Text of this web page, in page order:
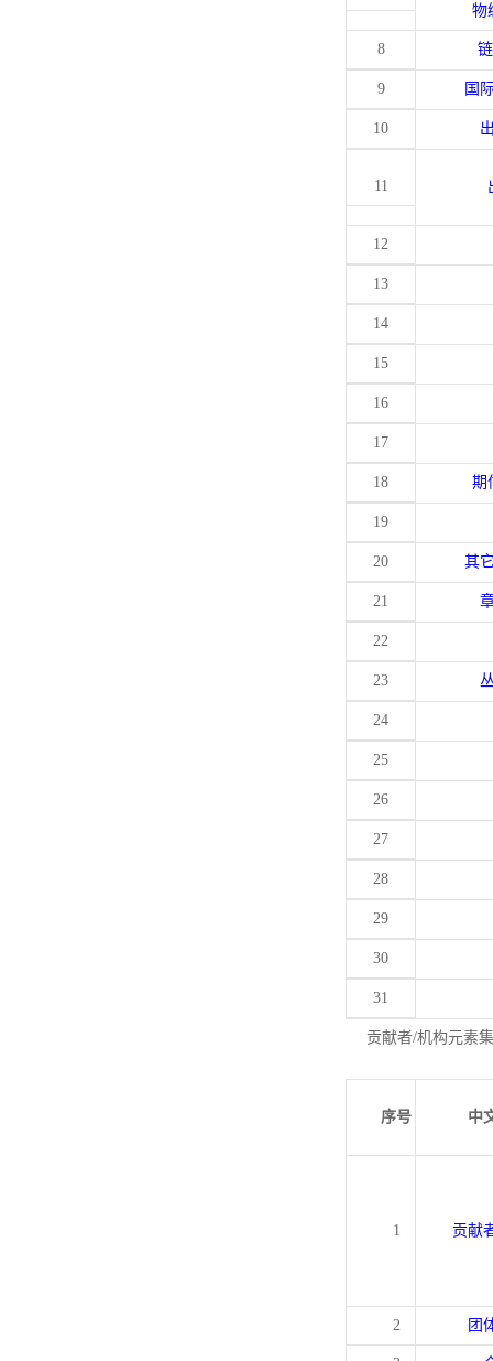
物
8
9 国
10
11
12
13
14
15
16
17
18 期
19
20 其
21
22
23
24
25
26
27
28
29
30
31
贡献者/机构元素
序号 中
1 贡献
2 团